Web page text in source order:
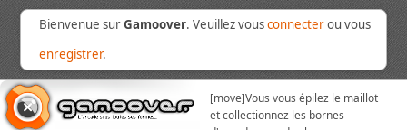
Bienvenue surGamoover. Veuillez vousconnecterou vous
enregistrer.
[move]Vous vous épilez le maillot
et collectionnez les bornes